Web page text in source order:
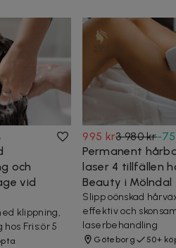
och
vid
klippning,
Fris:ör 5
995 kr3 980 kr-75
Permanent
laser 4 tillfällen
Beauty i Mölndal
Slipp oönskad
effektiv och
laserbehandling
Göteborg 50+